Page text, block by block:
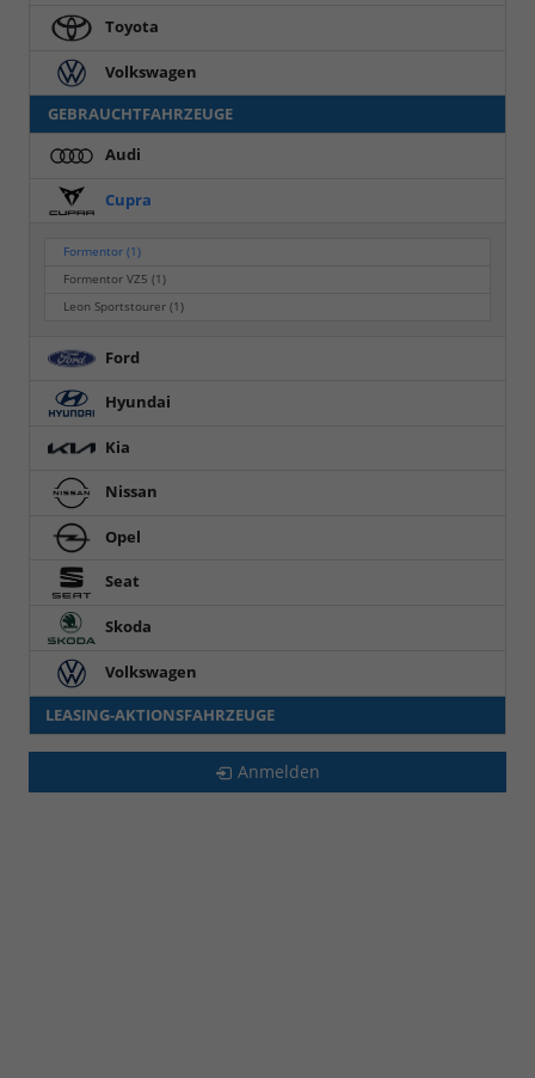
Toyota
Volkswagen
GEBRAUCHTFAHRZEUGE
Audi
Cupra
Formentor(1)
Formentor VZ5(1)
Leon Sportstourer(1)
Ford
Hyundai
Kia
Nissan
Opel
Seat
Skoda
Volkswagen
LEASING-AKTIONSFAHRZEUGE
Anmelden